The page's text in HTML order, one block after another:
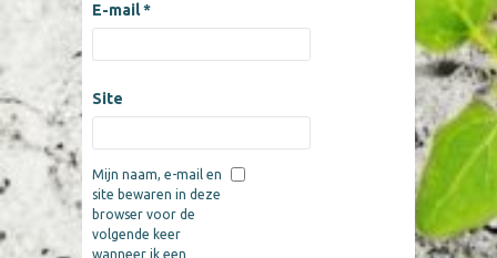
E-mail*
Site
Mijn naam, e-mail en
site bewaren in deze
browser voor de
volgende keer
wanneer ik een